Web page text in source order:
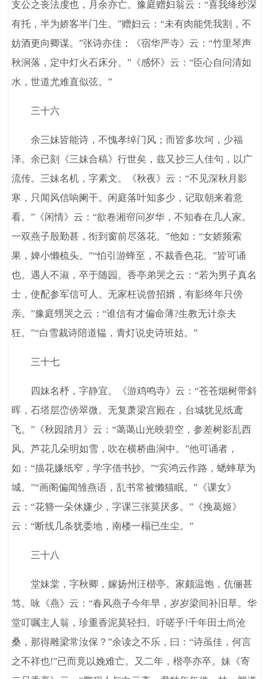
支公之丧法虔也，月余亦亡。豫庭赠妇翁云：“喜我绛纱深
有托，半为娇客半门生。”赠妇云：“未有肉能凭我割，不
妨酒更向卿谋。”张诗亦佳；《宿华严寺》云：“竹里琴声
秋涧落，定中灯火石床分。”《感怀》云：“臣心自问清如
水，世道尤难直似弦。”
三十六
余三妹皆能诗，不愧孝绰门风；而皆多坎坷，少福
泽。余已刻《三妹合稿》行世矣，兹又抄三人佳句，以广
流传。三妹名机，字素文。《秋夜》云：“不见深秋月影
寒，只闻风信响阑干。闲庭落叶知多少，记取朝来着意
看。”《闲情》云：“欲卷湘帘问岁华，不知春在几人家。
一双燕子殷勤甚，衔到窗前尽落花。”他如：“女娇频索
果，婢小懒梳头。”“怕引游蜂至，不裁香色花。”皆可诵
也。遇人不淑，卒于随园。香亭弟哭之云：“若为男子真名
士，使配参军信可人。无家枉说曾招婿，有影终年只傍
亲。”豫庭甥哭之云：“谁信有才偏命薄?生教无计奈夫
狂。”“白雪裁诗陪道韫，青灯说史诗班姑。”
三十七
四妹名杼，字静宜。《游鸡鸣寺》云：“苍苍烟树带斜
晖，石塔层峦傍翠微。无复萧梁宫殿在，台城犹见纸鸢
飞。”《秋园踏月》云：“蔼蔼山光映碧空，参差树影乱西
风。芦花几朵明如雪，吹在横桥曲涧中。”他可诵者，
如：“描花嫌纸窄，学字借书抄。”“宾鸿云作路，蟋蟀草为
城。”“画阁偏闻雏燕语，乱书常被懒猫眠。”《课女》
云：“花簪一朵休嫌少，字课三张莫厌多。”《挽葛姬》
云：“断线几条犹委地，南楼一榻已生尘。”
三十八
堂妹棠，字秋卿，嫁扬州汪楷亭。家颇温饱，伉俪甚
笃。咏《燕》云：“春风燕子今年早，岁岁梁间补旧草。华
堂叮嘱主人翁，珍重香泥莫轻扫。吁嗟乎!千年田土尚沧
桑，那得雕梁常汝保？”余读之不乐，曰：“诗虽佳，何言
之不祥也!”已而竟以娩难亡。又二年，楷亭亦卒。妹《寄